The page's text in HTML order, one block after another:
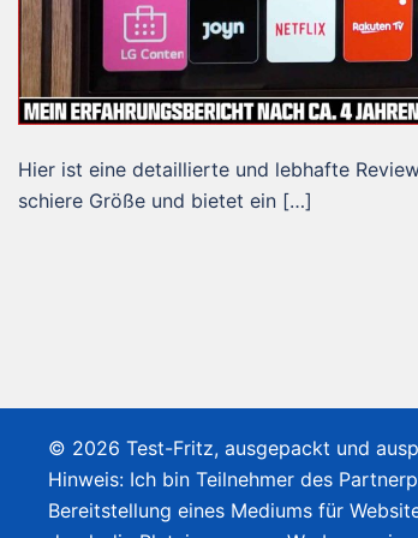
Hier ist eine detaillierte und lebhafte
schiere Größe und bietet ein […]
© 2026 Test-Fritz, ausgepackt und
Hinweis: Ich bin Teilnehmer des
Bereitstellung eines Mediums für